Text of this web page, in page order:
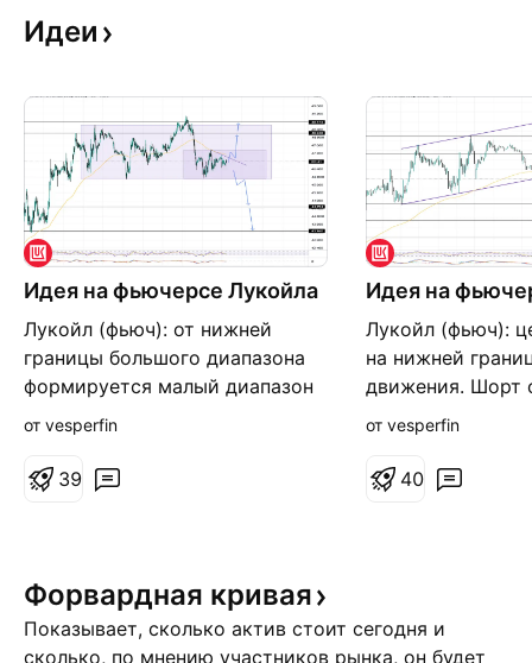
Идеи
Идея на фьючерсе Лукойла
Лукойл (фьюч): от нижней
границы большого диапазона
формируется малый диапазон
возможного накопления. Для
линией крик и МА200/от
вход от тестов. Цели: 44494;
43260.
от vesperfin
39
Идея на
Лукойл (фьюч):
на нижней
движения. Шорт
границы. Цели:
возврат внутрь
от vesperfin
40
Форвардная кривая
Показывает, сколько актив стоит сегодня и
сколько, по мнению участников рынка, он будет